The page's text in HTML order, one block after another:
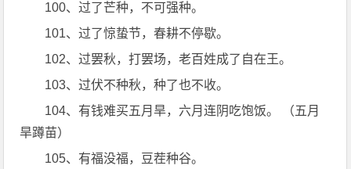
100、过了芒种，不可强种。
101、过了惊蛰节，春耕不停歇。
102、过罢秋，打罢场，老百姓成了自在王。
103、过伏不种秋，种了也不收。
104、有钱难买五月旱，六月连阴吃饱饭。 （五月
旱蹲苗）
105、有福没福，豆茬种谷。